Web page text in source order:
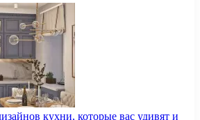
кухни, которые вас удивят и